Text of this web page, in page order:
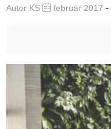
Autor KS február 2017 -